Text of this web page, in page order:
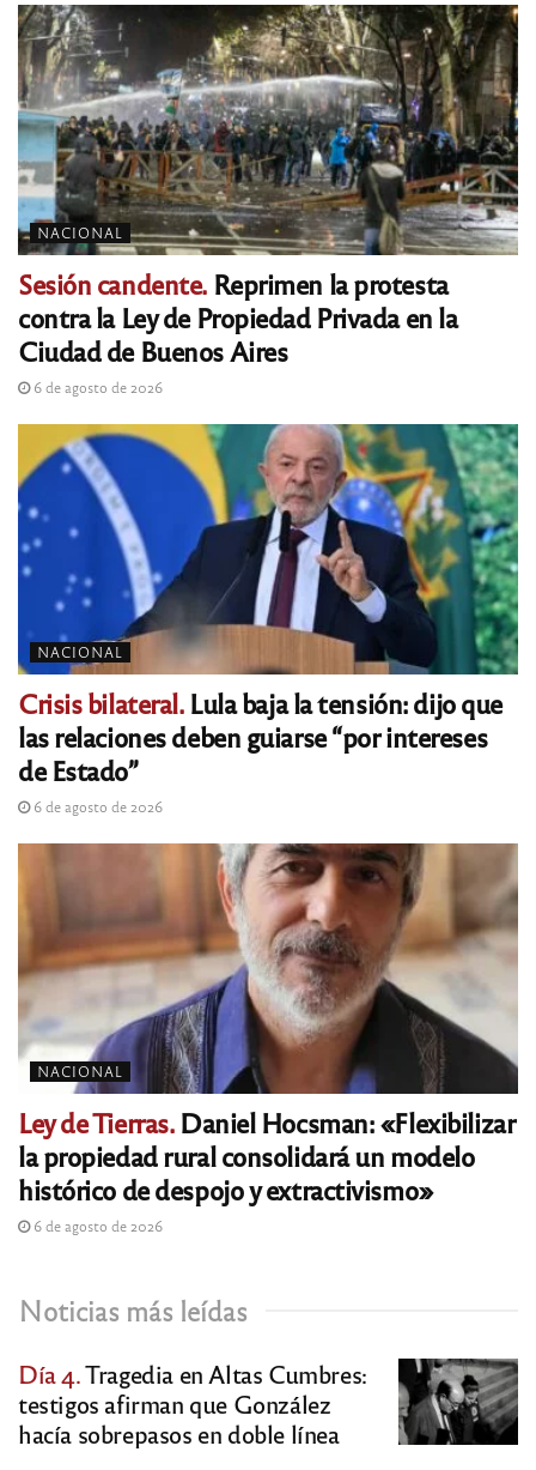
NACIONAL
Sesión candente.Reprimen la protesta
contra la Ley de Propiedad Privada en la
Ciudad de Buenos Aires
6 de agosto de 2026
NACIONAL
Crisis bilateral.Lula baja la tensión: dijo que
las relaciones deben guiarse “por intereses
de Estado”
6 de agosto de 2026
NACIONAL
Ley de Tierras.Daniel Hocsman: «Flexibilizar
la propiedad rural consolidará un modelo
histórico de despojo y extractivismo»
6 de agosto de 2026
Noticias más leídas
Día 4.Tragedia en Altas Cumbres:
testigos afirman que González
hacía sobrepasos en doble línea